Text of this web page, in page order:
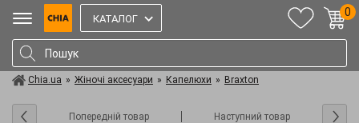
КАТАЛОГ
0
Chia.ua » Жіночі аксесуари » Капелюхи » Braxton
Попередній товар Наступний товар